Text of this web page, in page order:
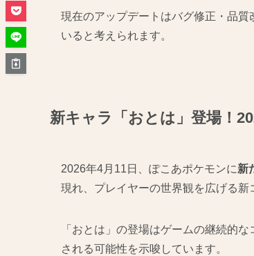
現在のアップデートはバグ修正・品
いると考えられます。
新キャラ「おとは」登場！
2026年4月11日、ぽこあポケモンに新
現れ、プレイヤーの世界観を広げる新
「おとは」の登場はゲームの継続的
される可能性を示唆しています。